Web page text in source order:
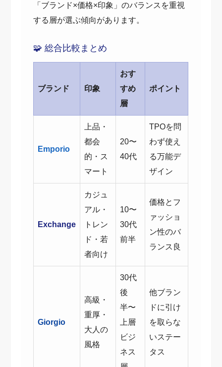
「ブランド×価格×印象」のバランスを重視
する層が選ぶ傾向があります。
🧩 総合比較まとめ
ブランド 印象
おす
すめ
層
ポイント
Emporio
上品・
都会
的・ス
マート
20〜
40代
TPOを問
わず使え
る万能デ
ザイン
Exchange
カジュ
アル・
トレン
ド・若
者向け
10〜
30代
前半
価格とフ
ァッショ
ン性のバ
ランス良
Giorgio
高級・
重厚・
大人の
風格
30代
後
半〜
上層
ビジ
ネス
他ブラン
ドに引け
を取らな
いステー
タス